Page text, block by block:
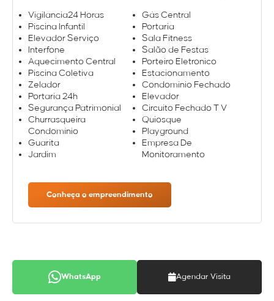
Vigilancia24 Horas
Piscina Infantil
Elevador Serviço
Interfone
Aquecimento Central
Piscina Coletiva
Zelador
Portaria 24h
Segurança Patrimonial
Churrasqueira
Condomínio
Guarita
Jardim
Gás Central
Portaria
Sala Fitness
Salão de Festas
Porteiro Eletronico
Estacionamento
Condominio Fechado
Elevador
Circuito Fechado T V
Quiosque
Playground
Empresa De
Monitoramento
Conheça o empreendimento
WhatsApp Agendar Visita